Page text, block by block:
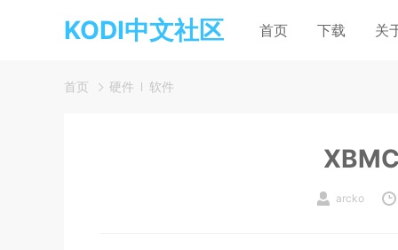
KODI中文社区 首页 下载 关
首页 硬件 软件
arcko